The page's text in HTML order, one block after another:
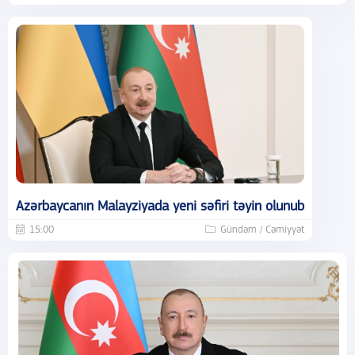
Azərbaycanın Malayziyada yeni səfiri təyin olunub
15:00 Gündəm / Cəmiyyət